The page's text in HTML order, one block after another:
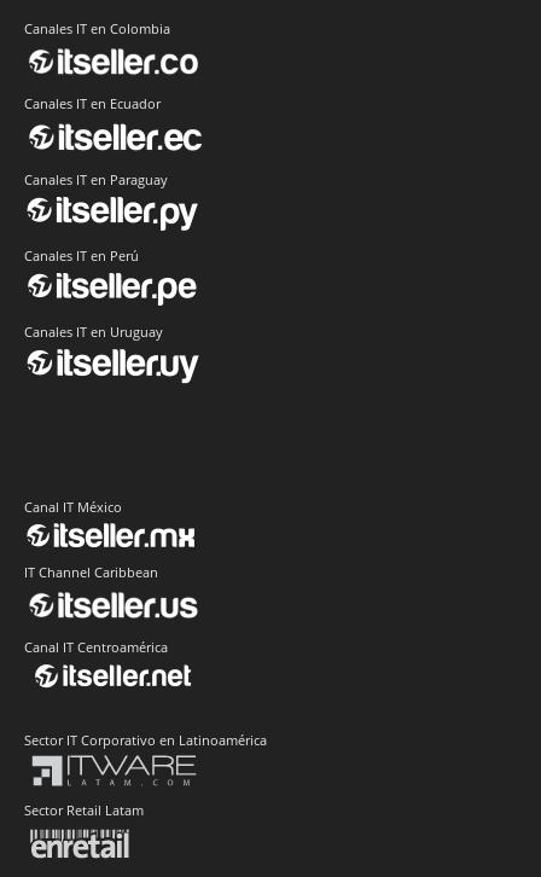
Canales IT en Colombia
Canales IT en Ecuador
Canales IT en Paraguay
Canales IT en Perú
Canales IT en Uruguay
Canal IT México
IT Channel Caribbean
Canal IT Centroamérica
Sector IT Corporativo en Latinoamérica
Sector Retail Latam